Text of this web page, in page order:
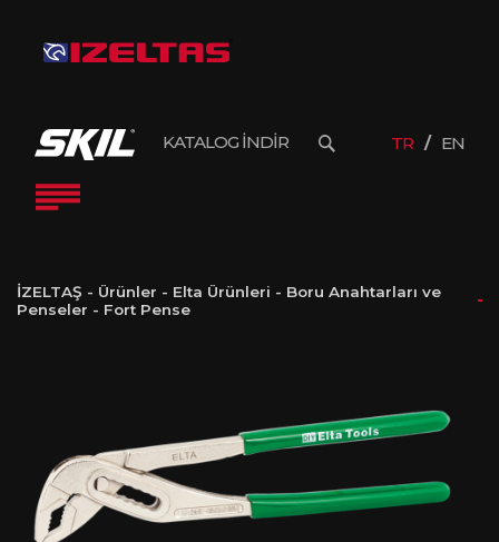
KATALOG İNDİR TR EN
İZELTAŞ - Ürünler - Elta Ürünleri - Boru Anahtarları ve
Penseler - Fort Pense